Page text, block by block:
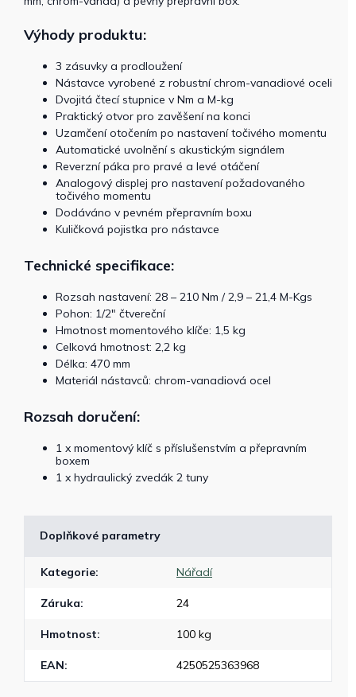
Výhody produktu:
3 zásuvky a prodloužení
Nástavce vyrobené z robustní chrom-vanadiové oceli
Dvojitá čtecí stupnice v Nm a M-kg
Praktický otvor pro zavěšení na konci
Uzamčení otočením po nastavení točivého momentu
Automatické uvolnění s akustickým signálem
Reverzní páka pro pravé a levé otáčení
Analogový displej pro nastavení požadovaného
točivého momentu
Dodáváno v pevném přepravním boxu
Kuličková pojistka pro nástavce
Technické specifikace:
Rozsah nastavení: 28 – 210 Nm / 2,9 – 21,4 M-Kgs
Pohon: 1/2″ čtvereční
Hmotnost momentového klíče: 1,5 kg
Celková hmotnost: 2,2 kg
Délka: 470 mm
Materiál nástavců: chrom-vanadiová ocel
Rozsah doručení:
1 x momentový klíč s příslušenstvím a přepravním
boxem
1 x hydraulický zvedák 2 tuny
Doplňkové parametry
Kategorie: Nářadí
Záruka: 24
Hmotnost: 100 kg
EAN: 4250525363968